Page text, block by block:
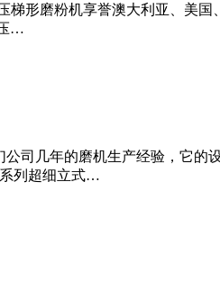
梯形磨粉机享誉澳大利亚、美
…
公司几年的磨机生产经验，它
列超细立式…